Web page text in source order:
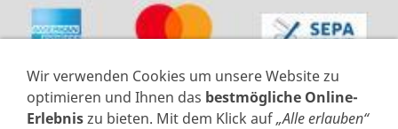
Wir verwenden Cookies um unsere Website zu
optimieren und Ihnen das bestmögliche Online-
Erlebniszu bieten. Mit dem Klick auf„Alle erlauben“